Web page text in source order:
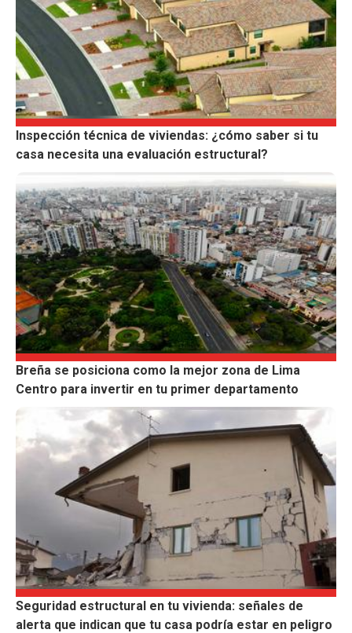
Inspección técnica de viviendas: ¿cómo saber si tu
casa necesita una evaluación estructural?
Breña se posiciona como la mejor zona de Lima
Centro para invertir en tu primer departamento
Seguridad estructural en tu vivienda: señales de
alerta que indican que tu casa podría estar en peligro